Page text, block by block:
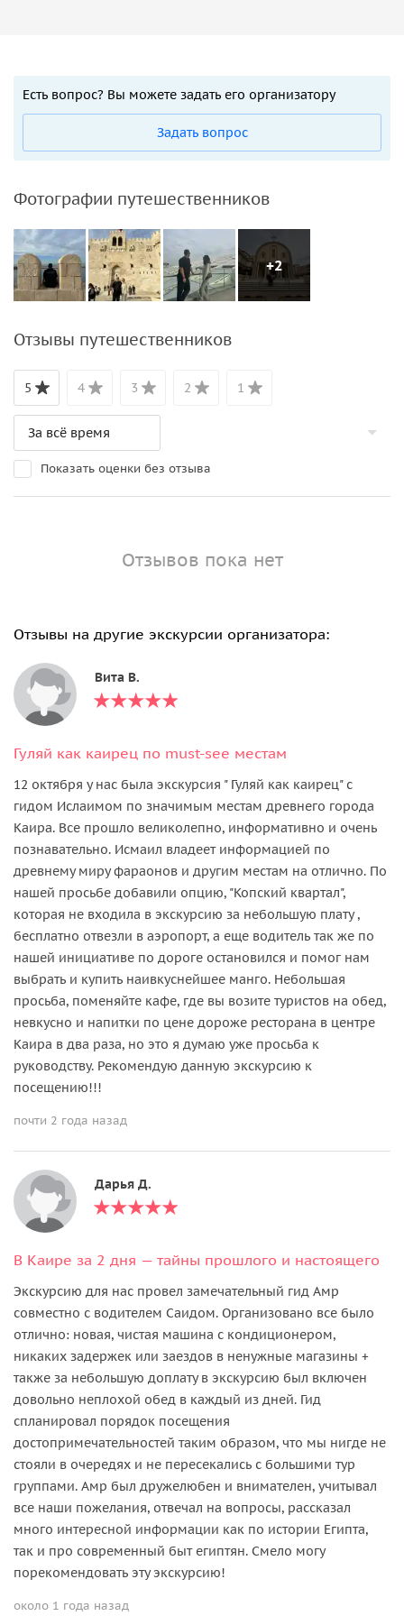
Есть вопрос? Вы можете задать его организатору
Задать вопрос
Фотографии путешественников
+2
Отзывы путешественников
5 4 3 2 1
Показать оценки без отзыва
Отзывов пока нет
Отзывы на другие экскурсии организатора:
Вита В.
Гуляй как каирец по must-see местам
12 октября у нас была экскурсия " Гуляй как каирец" с
гидом Ислаимом по значимым местам древнего города
Каира. Все прошло великолепно, информативно и очень
познавательно. Исмаил владеет информацией по
древнему миру фараонов и другим местам на отлично. По
нашей просьбе добавили опцию, "Копский квартал",
которая не входила в экскурсию за небольшую плату ,
бесплатно отвезли в аэропорт, а еще водитель так же по
нашей инициативе по дороге остановился и помог нам
выбрать и купить наивкуснейшее манго. Небольшая
просьба, поменяйте кафе, где вы возите туристов на обед,
невкусно и напитки по цене дороже ресторана в центре
Каира в два раза, но это я думаю уже просьба к
руководству. Рекомендую данную экскурсию к
посещению!!!
почти 2 года назад
Дарья Д.
В Каире за 2 дня — тайны прошлого и настоящего
Экскурсию для нас провел замечательный гид Амр
совместно с водителем Саидом. Организовано все было
отлично: новая, чистая машина с кондиционером,
никаких задержек или заездов в ненужные магазины +
также за небольшую доплату в экскурсию был включен
довольно неплохой обед в каждый из дней. Гид
спланировал порядок посещения
достопримечательностей таким образом, что мы нигде не
стояли в очередях и не пересекались с большими тур
группами. Амр был дружелюбен и внимателен, учитывал
все наши пожелания, отвечал на вопросы, рассказал
много интересной информации как по истории Египта,
так и про современный быт египтян. Смело могу
порекомендовать эту экскурсию!
около 1 года назад